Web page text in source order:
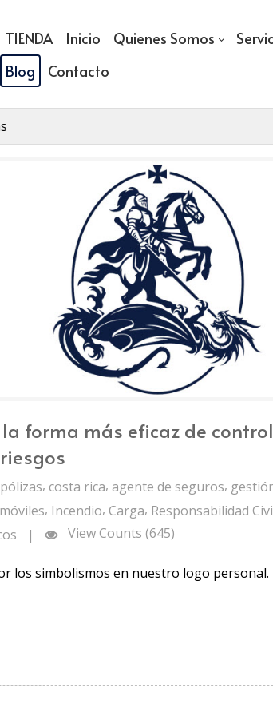
TIENDA Inicio Quienes Somos
Blog
Contacto
la forma más eficaz de
pólizas, costa rica, agente de seguros,
, Incendio, Carga, Responsabilidad
| View Counts (645)
los simbolismos en nuestro logo personal.